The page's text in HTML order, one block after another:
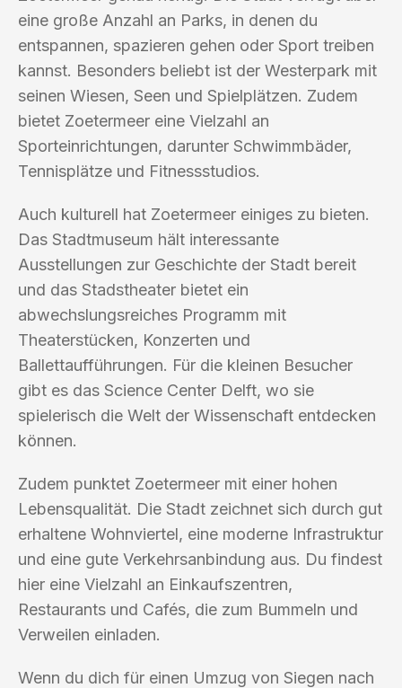
eine große Anzahl an Parks, in denen du
entspannen, spazieren gehen oder Sport treiben
kannst. Besonders beliebt ist der Westerpark mit
seinen Wiesen, Seen und Spielplätzen. Zudem
bietet Zoetermeer eine Vielzahl an
Sporteinrichtungen, darunter Schwimmbäder,
Tennisplätze und Fitnessstudios.
Auch kulturell hat Zoetermeer einiges zu bieten.
Das Stadtmuseum hält interessante
Ausstellungen zur Geschichte der Stadt bereit
und das Stadstheater bietet ein
abwechslungsreiches Programm mit
Theaterstücken, Konzerten und
Ballettaufführungen. Für die kleinen Besucher
gibt es das Science Center Delft, wo sie
spielerisch die Welt der Wissenschaft entdecken
können.
Zudem punktet Zoetermeer mit einer hohen
Lebensqualität. Die Stadt zeichnet sich durch gut
erhaltene Wohnviertel, eine moderne Infrastruktur
und eine gute Verkehrsanbindung aus. Du findest
hier eine Vielzahl an Einkaufszentren,
Restaurants und Cafés, die zum Bummeln und
Verweilen einladen.
Wenn du dich für einen Umzug von Siegen nach